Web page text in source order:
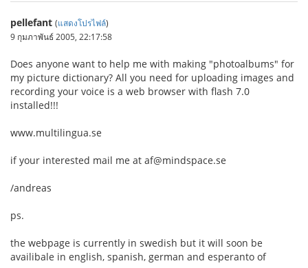
pellefant (แสดงโปรไฟล์)
9 กุมภาพันธ์ 2005, 22:17:58
Does anyone want to help me with making "photoalbums" for
my picture dictionary? All you need for uploading images and
recording your voice is a web browser with flash 7.0
installed!!!
www.multilingua.se
if your interested mail me at af@mindspace.se
/andreas
ps.
the webpage is currently in swedish but it will soon be
availibale in english, spanish, german and esperanto of